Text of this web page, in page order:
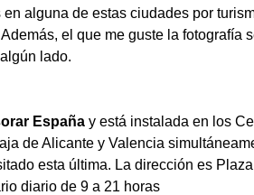
alguna de estas ciudades por
el que me guste la fotografía
lado.
España y está instalada en los
de Alicante y Valencia
esta última. La dirección es Plaza
diario de 9 a 21 horas